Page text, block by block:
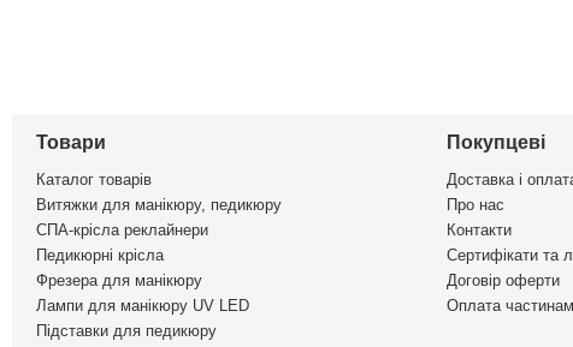
Товари
Каталог товарів
Витяжки для манікюру, педикюру
СПА-крісла реклайнери
Педикюрні крісла
Фрезера для манікюру
Лампи для манікюру UV LED
Підставки для педикюру
Покупцеві
Доставка і
Про нас
Контакти
Сертифікати та
Договір оферти
Оплата